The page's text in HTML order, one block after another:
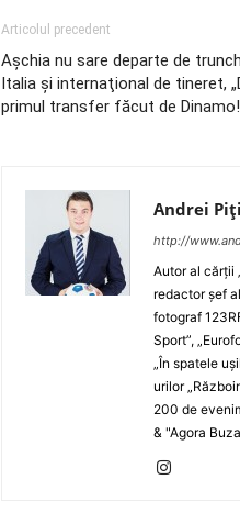
Articolul precedent
Aşchia nu sare departe de
Italia şi internaţional de tineret,
primul transfer făcut de Dinamo!
Andrei
http://
Autor al cărţii
redactor şef
fotograf
Sport”,
„În spatele
urilor
200 de
& "Agora